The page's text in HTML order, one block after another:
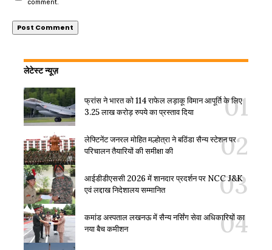
comment.
लेटेस्ट न्यूज़
फ्रांस ने भारत को 114 राफेल लड़ाकू विमान आपूर्ति के लिए
3.25 लाख करोड़ रुपये का प्रस्ताव दिया
लेफ्टिनेंट जनरल मोहित मल्होत्रा ने बठिंडा सैन्य स्टेशन पर
परिचालन तैयारियों की समीक्षा की
आईडीडीएससी 2026 में शानदार प्रदर्शन पर NCC J&K
एवं लद्दाख निदेशालय सम्मानित
कमांड अस्पताल लखनऊ में सैन्य नर्सिंग सेवा अधिकारियों का
नया बैच कमीशन